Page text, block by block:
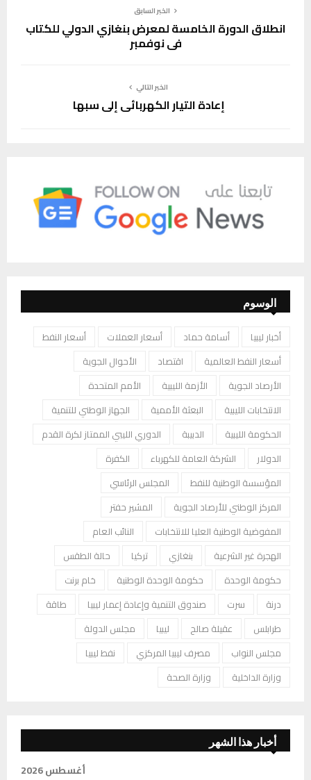
الخبر السابق
انطلاق الدورة الخامسة لمعرض بنغازي الدولي للكتاب
في نوفمبر
الخبر التالي
إعادة التيار الكهربائي إلى سبها
الوسوم
أخبار ليبيا أسامة حماد أسعار العملات
أسعار النفط
أسعار النفط العالمية
اقتصاد
الأحوال الجوية
الأرصاد الجوية
الأزمة الليبية
الأمم المتحدة
الانتخابات الليبية
البعثة الأممية
الجهاز الوطني للتنمية
الحكومة الليبية
الدبيبة
الدوري الليبي الممتاز لكرة القدم
الدولار
الشركة العامة للكهرباء
الكفرة
المؤسسة الوطنية للنفط
المجلس الرئاسي
المركز الوطني للأرصاد الجوية
المشير حفتر
المفوضية الوطنية العليا للانتخابات
النائب العام
الهجرة غير الشرعية
بنغازي تركيا
حالة الطقس
حكومة الوحدة
حكومة الوحدة الوطنية
خام برنت
درنة
سرت صندوق التنمية وإعادة إعمار ليبيا
طاقة
طرابلس
عقيلة صالح ليبيا
مجلس الدولة
مجلس النواب
مصرف ليبيا المركزي
نفط ليبيا
وزارة الداخلية
وزارة الصحة
أخبار هذا الشهر
أغسطس 2026